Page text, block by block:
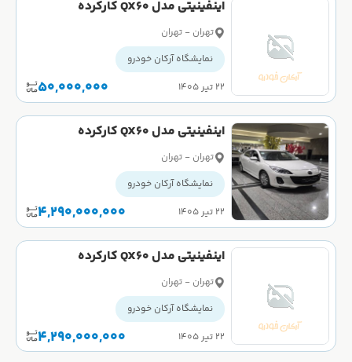
اینفینیتی مدل QX60 کارکرده
تهران - تهران
نمایشگاه آرکان خودرو
۲۲ تیر ۱۴۰۵
50,000,000
اینفینیتی مدل QX60 کارکرده
تهران - تهران
نمایشگاه آرکان خودرو
۲۲ تیر ۱۴۰۵
4,290,000,000
اینفینیتی مدل QX60 کارکرده
تهران - تهران
نمایشگاه آرکان خودرو
۲۲ تیر ۱۴۰۵
4,290,000,000